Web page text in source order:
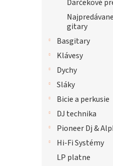
Darčekové
gitary
Basgitary
Klávesy
Dychy
Sláky
Bicie a perkusie
DJ technika
Pioneer Dj &
Hi-Fi Systémy
LP platne